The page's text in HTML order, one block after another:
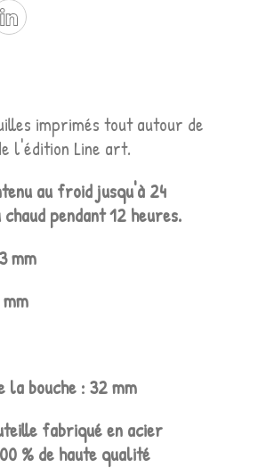
imprimés tout autour de
l'édition Line art.
au froid jusqu'à 24
pendant 12 heures.
mm
la bouche : 32 mm
fabriqué en acier
% de haute qualité